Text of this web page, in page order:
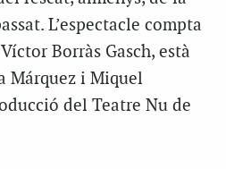
L’espectacle compta
Borràs Gasch, està
Márquez i Miquel
del Teatre Nu de